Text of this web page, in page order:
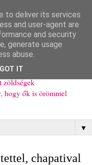
ételeket
a papírfecniket folyton
régen, csak ez nem
zöldségek
hogy ők is örömmel
▼
chapatival
to deliver its services
and user-agent are
and security
generate usage
abuse.
GOT IT